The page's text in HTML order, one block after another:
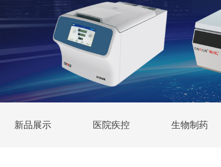
新品展示 医院疾控 生物制药